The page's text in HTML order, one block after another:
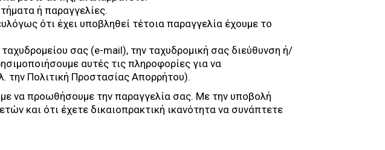
ή παραγγελίες.
ότι έχει υποβληθεί τέτοια παραγγελία έχουμε το
σας (e-mail), την ταχυδρομική σας διεύθυνση ή/
αυτές τις πληροφορίες για να
την Πολιτική Προστασίας Απορρήτου).
να προωθήσουμε την παραγγελία σας. Με την υποβολή
και ότι έχετε δικαιοπρακτική ικανότητα να συνάπτετε